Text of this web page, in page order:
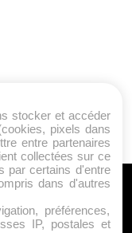
stocker et accéder
pixels dans
entre partenaires
collectées sur ce
par certains d'entre
dans d'autres
préférences,
IP, postales et